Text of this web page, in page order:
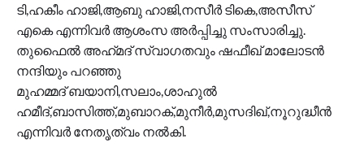
ടി,ഹകീം ഹാജി,ആബു ഹാജി,നസീർ ടികെ,അസീസ്
എകെ എന്നിവർ ആശംസ അർപ്പിച്ചു സംസാരിച്ചു.
തുഫൈൽ അഹ്‌മദ്‌ സ്വാഗതവും ഷഫീഖ് മാലോടൻ
നന്ദിയും പറഞ്ഞു
മുഹമ്മദ്‌ ബയാനി,സലാം,ശാഹുൽ
ഹമീദ്,ബാസിത്ത്,മുബാറക്,മുനീർ,മുസദിഖ്,നൂറുദ്ധീൻ
എന്നിവർ നേതൃത്വം നൽകി.